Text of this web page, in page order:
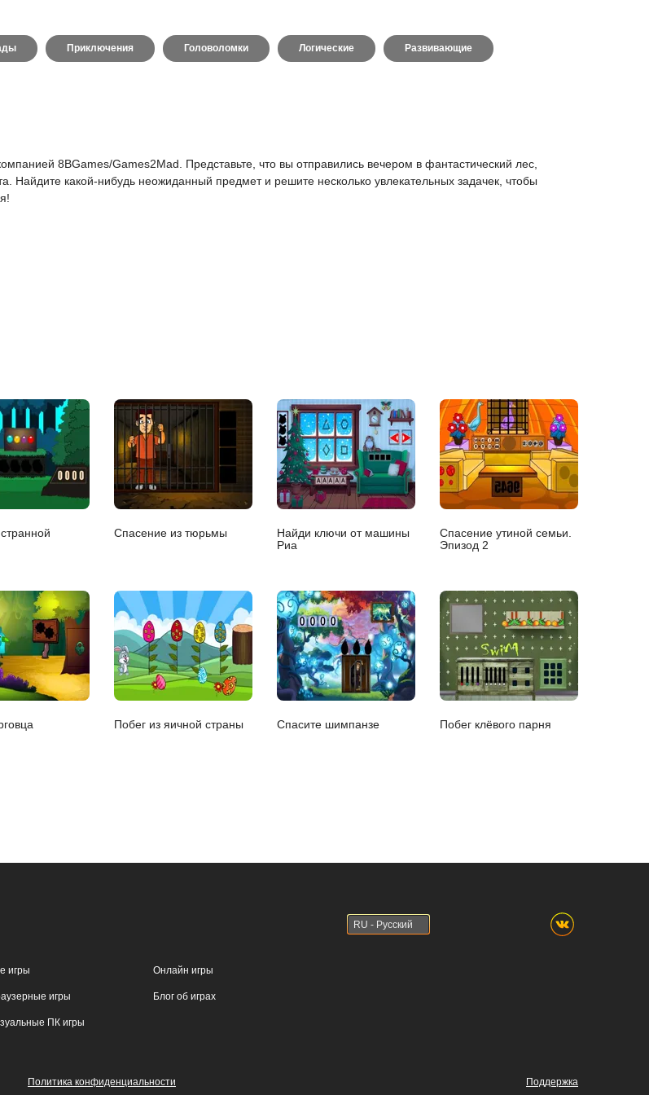
Приключения Головоломки Логические Развивающие
8BGames/Games2Mad. Представьте, что вы отправились вечером в фантастический лес,
Найдите какой-нибудь неожиданный предмет и решите несколько увлекательных задачек, чтобы
Спасение из тюрьмы
Найди ключи от машины
Риа
Спасение утиной семьи.
Эпизод 2
Побег из яичной страны Спасите шимпанзе Побег клёвого парня
RU - Русский
игры
игры
ПК игры
Онлайн игры
Блог об играх
Политика конфиденциальности Поддержка